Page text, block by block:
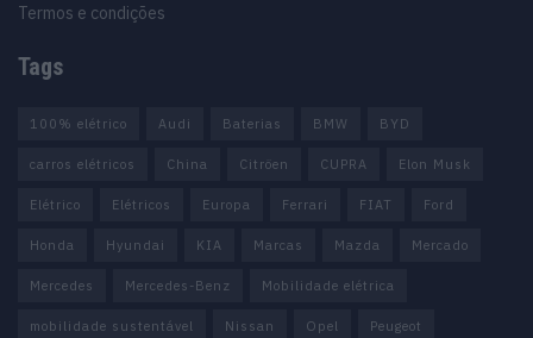
Termos e condições
Tags
100% elétrico Audi Baterias BMW BYD
carros elétricos China Citröen CUPRA Elon Musk
Elétrico Elétricos Europa Ferrari FIAT Ford
Honda Hyundai KIA Marcas Mazda Mercado
Mercedes Mercedes-Benz Mobilidade elétrica
mobilidade sustentável Nissan Opel Peugeot